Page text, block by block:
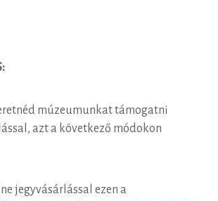
múzeumunkat támogatni
azt a következő módokon
jegyvásárlással ezen a